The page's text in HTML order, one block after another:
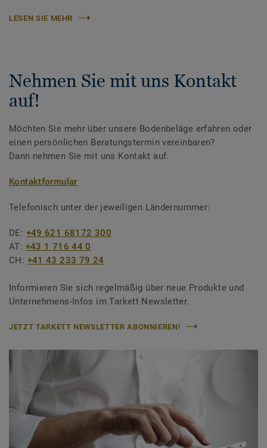
LESEN SIE MEHR
Nehmen Sie mit uns Kontakt
auf!
Möchten Sie mehr über unsere Bodenbeläge erfahren oder
einen persönlichen Beratungstermin vereinbaren?
Dann nehmen Sie mit uns Kontakt auf.
Kontaktformular
Telefonisch unter der jeweiligen Ländernummer:
DE: +49 621 68172 300
AT: +43 1 716 44 0
CH: +41 43 233 79 24
Informieren Sie sich regelmäßig über neue Produkte und
Unternehmens-Infos im Tarkett Newsletter.
JETZT TARKETT NEWSLETTER ABONNIEREN!